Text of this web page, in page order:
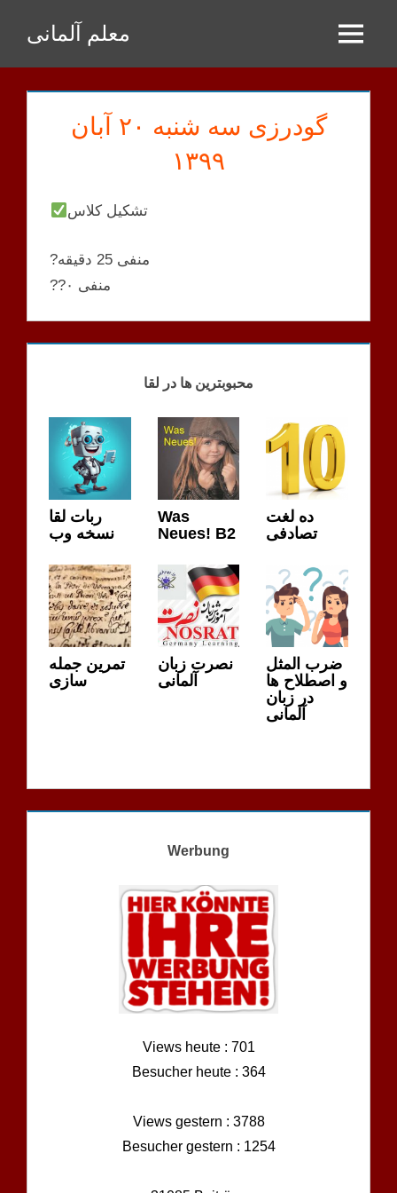
Inhalt
springen
معلم آلمانی Menu
گودرزی سه شنبه ۲۰ آبان
۱۳۹۹
تشکیل کلاس
?منفی 25 دقیقه
??منفی ۰
محبوبترین ها در لقا
ربات لقا
نسخه وب
Was
Neues! B2
ده لغت
تصادفی
تمرین جمله
سازی
نصرت زبان
آلمانی
ضرب المثل
و اصطلاح ها
در زبان
آلمانی
Werbung
Views heute : 701
Besucher heute : 364
Views gestern : 3788
Besucher gestern : 1254